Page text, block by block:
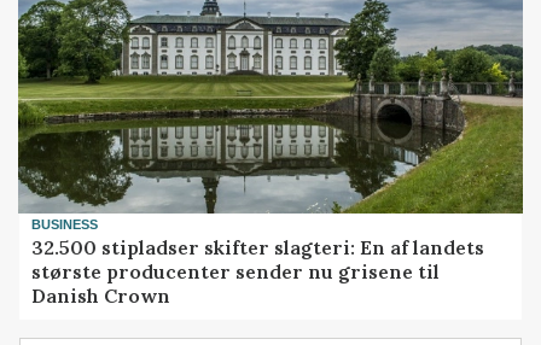
BUSINESS
32.500 stipladser skifter slagteri: En af landets
største producenter sender nu grisene til
Danish Crown